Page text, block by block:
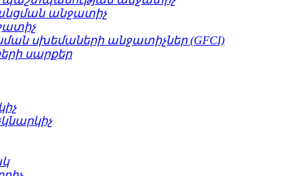
անջատիչ
սխեմաների անջատիչներ (GFCI)
սարքեր